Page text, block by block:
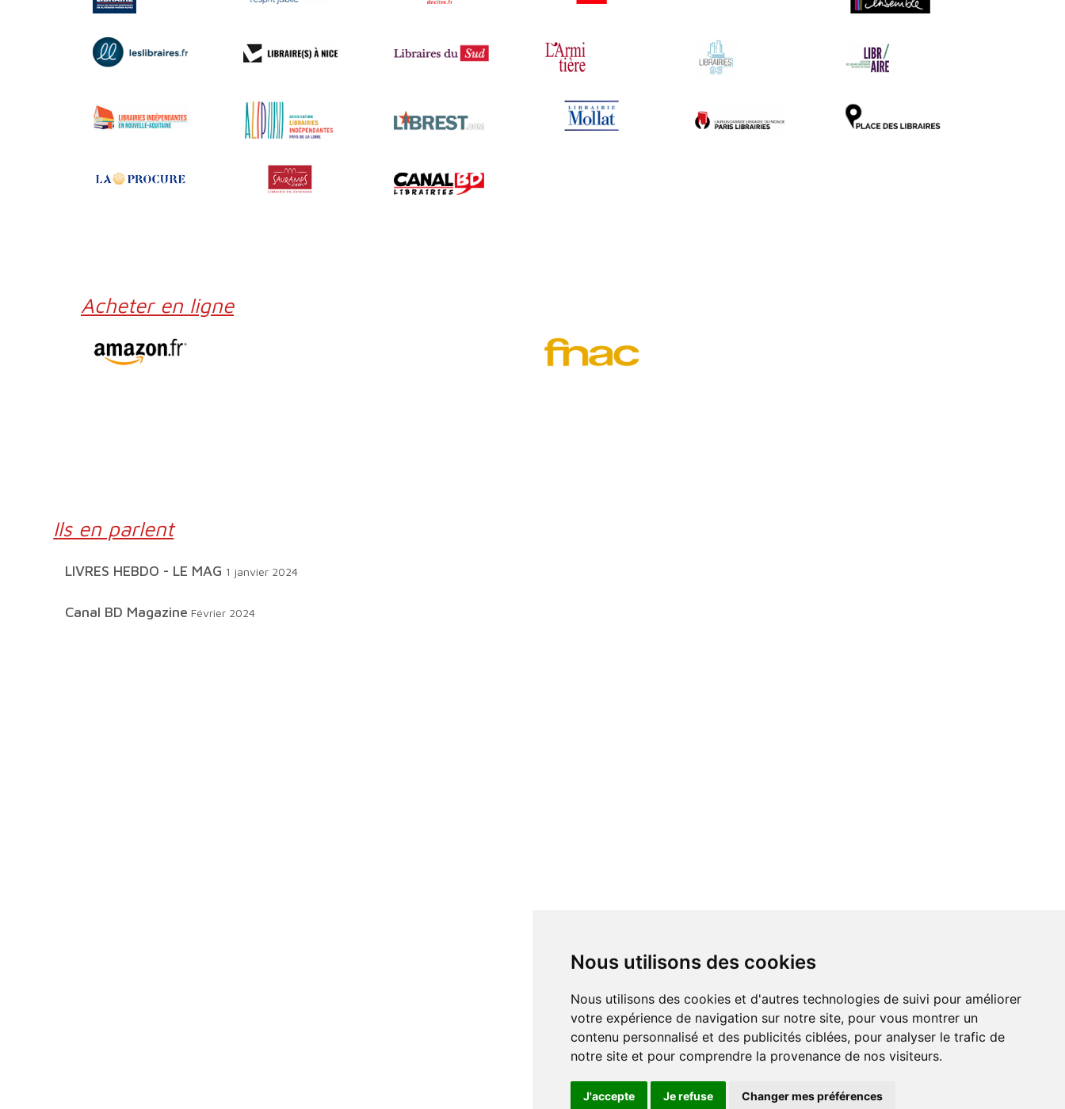
Nous utilisons des cookies
Nous utilisons des cookies et d'autres technologies de suivi pour améliorer
votre expérience de navigation sur notre site, pour vous montrer un
contenu personnalisé et des publicités ciblées, pour analyser le trafic de
notre site et pour comprendre la provenance de nos visiteurs.
J'accepte Je refuse Changer mes préférences
Acheter en ligne
Ils en parlent
LIVRES HEBDO - LE MAG 1 janvier 2024
Canal BD Magazine Février 2024